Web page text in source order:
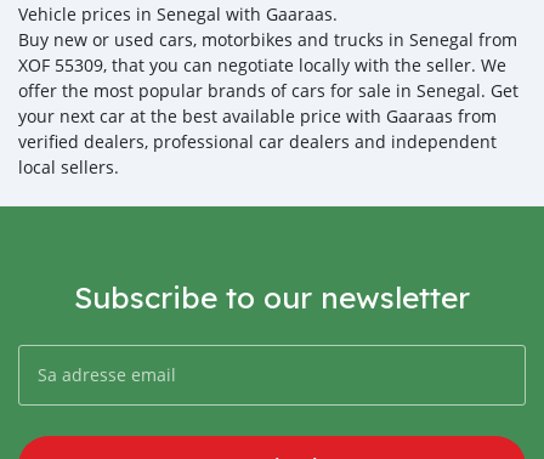
Vehicle prices in Senegal with Gaaraas.
Buy new or used cars, motorbikes and trucks in Senegal from
XOF 55309, that you can negotiate locally with the seller. We
offer the most popular brands of cars for sale in Senegal. Get
your next car at the best available price with Gaaraas from
verified dealers, professional car dealers and independent
local sellers.
Subscribe to our newsletter